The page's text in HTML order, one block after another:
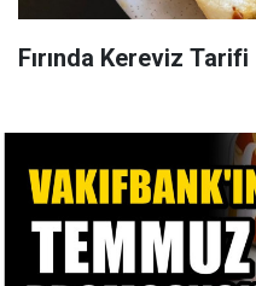
Fırında Kereviz Tarifi